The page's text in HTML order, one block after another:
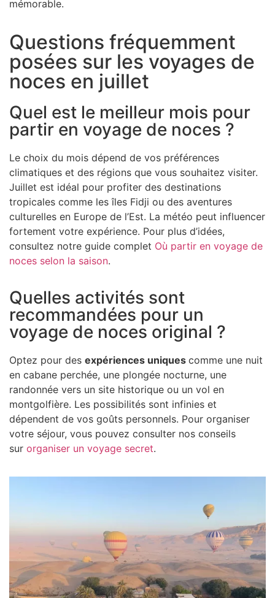
mémorable.
Questions fréquemment
posées sur les voyages de
noces en juillet
Quel est le meilleur mois pour
partir en voyage de noces ?
Le choix du mois dépend de vos préférences
climatiques et des régions que vous souhaitez visiter.
Juillet est idéal pour profiter des destinations
tropicales comme les îles Fidji ou des aventures
culturelles en Europe de l’Est. La météo peut influencer
fortement votre expérience. Pour plus d’idées,
consultez notre guide complet Où partir en voyage de
noces selon la saison.
Quelles activités sont
recommandées pour un
voyage de noces original ?
Optez pour des expériences uniques comme une nuit
en cabane perchée, une plongée nocturne, une
randonnée vers un site historique ou un vol en
montgolfière. Les possibilités sont infinies et
dépendent de vos goûts personnels. Pour organiser
votre séjour, vous pouvez consulter nos conseils
sur organiser un voyage secret.